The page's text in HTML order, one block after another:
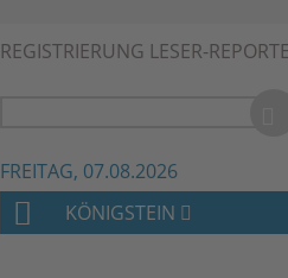
REGISTRIERUNG LESER-
FREITAG, 07.08.2026
H
KÖNIGSTEIN